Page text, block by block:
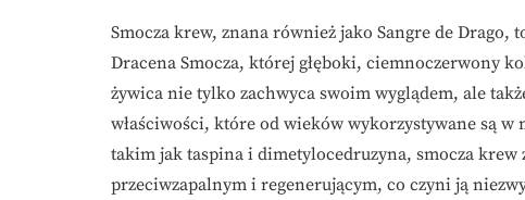
Smocza krew, znana również jako Sangre de Drago,
Dracena Smocza, której głęboki, ciemnoczerwony
żywica nie tylko zachwyca swoim wyglądem, ale
właściwości, które od wieków wykorzystywane są
takim jak taspina i dimetylocedruzyna, smocza krew
przeciwzapalnym i regenerującym, co czyni ją